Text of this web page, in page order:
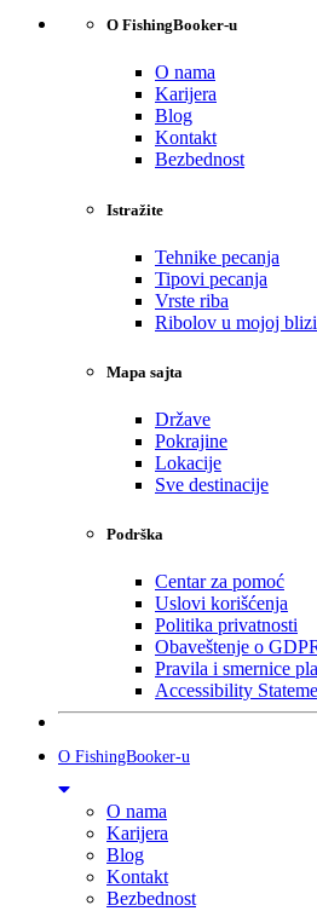
O FishingBooker-u
O nama
Karijera
Blog
Kontakt
Bezbednost
Istražite
Tehnike pecanja
Tipovi pecanja
Vrste riba
Ribolov u mojoj
Mapa sajta
Države
Pokrajine
Lokacije
Sve destinacije
Podrška
Centar za pomoć
Uslovi korišćenja
Politika privatnosti
Obaveštenje o
Pravila i smernice
Accessibility
O FishingBooker-u
O nama
Karijera
Blog
Kontakt
Bezbednost